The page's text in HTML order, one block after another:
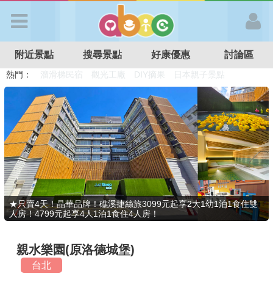
APP登入
首 頁
搜尋景點
好康優惠
最新消息
最新留言
附近景點 搜尋景點 好康優惠 討論區
熱門： 溜滑梯民宿 觀光工廠 DIY摘果
日本親子景點
特色遊戲場
親子住房優惠 台北親子餐廳 溫泉泡湯SPA
★只賣4天！晶華品牌！礁溪捷絲旅3099元起享2大1幼1泊1食住雙
人房！4799元起享4人1泊1食住4人房！
親水樂園(原洛德城堡)
台北